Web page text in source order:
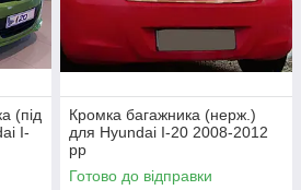
(під
I-
Кромка багажника (нерж.)
для Hyundai I-20 2008-2012
рр
Готово до відправки